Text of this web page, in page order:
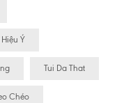
Ý
Tui Da That
Chéo